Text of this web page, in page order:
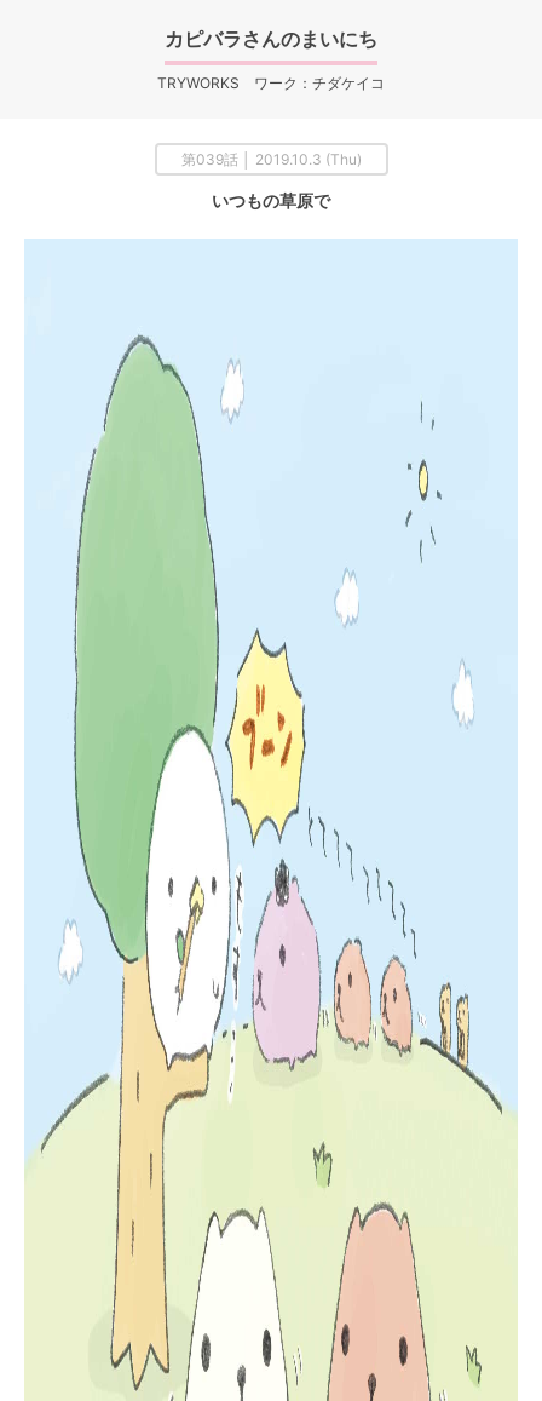
カピバラさんのまいにち
TRYWORKS ワーク：チダケイコ
第039話 │ 2019.10.3 (Thu)
いつもの草原で